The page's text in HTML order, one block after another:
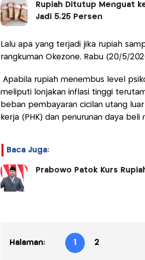
Rupiah Ditutup Menguat
Jadi 5,25 Persen
Lalu apa yang terjadi jika rupiah
rangkuman Okezone, Rabu (20/5/
Apabila rupiah menembus level
meliputi lonjakan inflasi tinggi
beban pembayaran cicilan utang
kerja (PHK) dan penurunan daya beli
Baca Juga:
Prabowo Patok Kurs
Halaman: 1 2